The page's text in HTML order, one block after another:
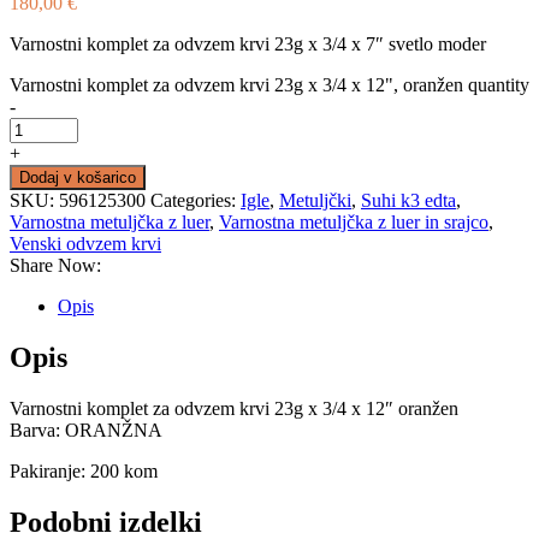
Varnostni komplet za odvzem krvi 23g x 3/4 x 7″ svetlo moder
Varnostni komplet za odvzem krvi 23g x 3/4 x 12", oranžen quantity
-
+
Dodaj v košarico
SKU: 596125300 Categories: Igle, Metuljčki, Suhi k3 edta,
Varnostna metuljčka z luer, Varnostna metuljčka z luer in srajco,
Venski odvzem krvi
Share Now:
Opis
Opis
Varnostni komplet za odvzem krvi 23g x 3/4 x 12″ oranžen
Barva: ORANŽNA
Pakiranje: 200 kom
Podobni izdelki